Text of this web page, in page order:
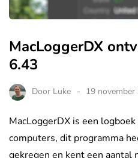
MacLoggerDX
6.43
Door Luke 19 november
MacLoggerDX is een
computers, dit programma
gekregen en kent een aantal